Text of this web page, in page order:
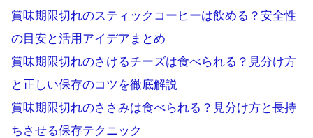
賞味期限切れのスティックコーヒーは飲める？安全性
の目安と活用アイデアまとめ
賞味期限切れのさけるチーズは食べられる？見分け方
と正しい保存のコツを徹底解説
賞味期限切れのささみは食べられる？見分け方と長持
ちさせる保存テクニック